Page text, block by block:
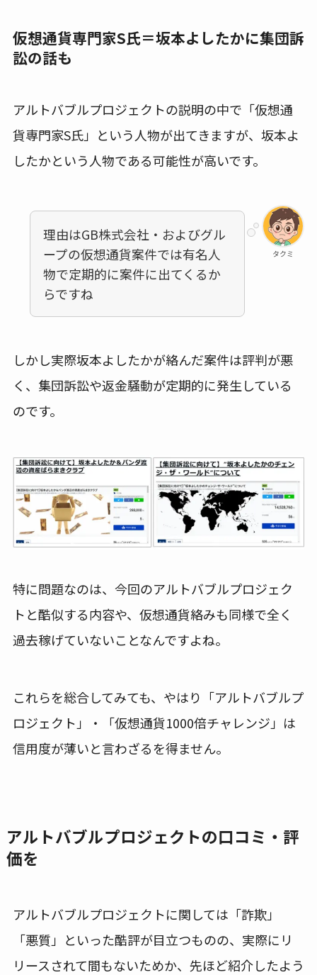
仮想通貨専門家S氏＝坂本よしたかに集団訴
訟の話も
アルトバブルプロジェクトの説明の中で「仮想通
貨専門家S氏」という人物が出てきますが、坂本よ
したかという人物である可能性が高いです。
タクミ
理由はGB株式会社・およびグル
ープの仮想通貨案件では有名人
物で定期的に案件に出てくるか
らですね
しかし実際坂本よしたかが絡んだ案件は評判が悪
く、集団訴訟や返金騒動が定期的に発生している
のです。
特に問題なのは、今回のアルトバブルプロジェク
トと酷似する内容や、仮想通貨絡みも同様で全く
過去稼げていないことなんですよね。
これらを総合してみても、やはり「アルトバブルプ
ロジェクト」・「仮想通貨1000倍チャレンジ」は
信用度が薄いと言わざるを得ません。
アルトバブルプロジェクトの口コミ・評
価を
アルトバブルプロジェクトに関しては「詐欺」
「悪質」といった酷評が目立つものの、実際にリ
リースされて間もないためか、先ほど紹介したよう